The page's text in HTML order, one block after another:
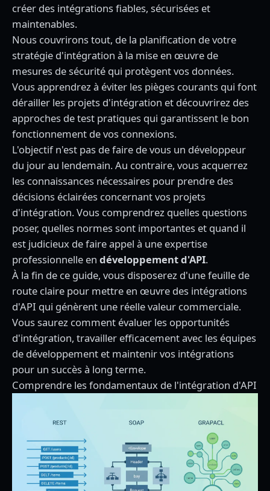
créer des intégrations fiables, sécurisées et
maintenables.
Nous couvrirons tout, de la planification de votre
stratégie d'intégration à la mise en œuvre de
mesures de sécurité qui protègent vos données.
Vous apprendrez à éviter les pièges courants qui font
dérailler les projets d'intégration et découvrirez des
approches de test pratiques qui garantissent le bon
fonctionnement de vos connexions.
L'objectif n'est pas de faire de vous un développeur
du jour au lendemain. Au contraire, vous acquerrez
les connaissances nécessaires pour prendre des
décisions éclairées concernant vos projets
d'intégration. Vous comprendrez quelles questions
poser, quelles normes sont importantes et quand il
est judicieux de faire appel à une expertise
professionnelle en développement d'API.
À la fin de ce guide, vous disposerez d'une feuille de
route claire pour mettre en œuvre des intégrations
d'API qui génèrent une réelle valeur commerciale.
Vous saurez comment évaluer les opportunités
d'intégration, travailler efficacement avec les équipes
de développement et maintenir vos intégrations
pour un succès à long terme.
Comprendre les fondamentaux de l'intégration d'API